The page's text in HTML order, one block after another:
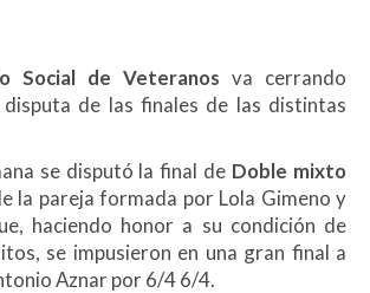
Social de Veteranos va cerrando
disputa de las finales de las distintas
se disputó la final de Doble mixto
la pareja formada por Lola Gimeno y
haciendo honor a su condición de
se impusieron en una gran final a
Aznar por 6/4 6/4.